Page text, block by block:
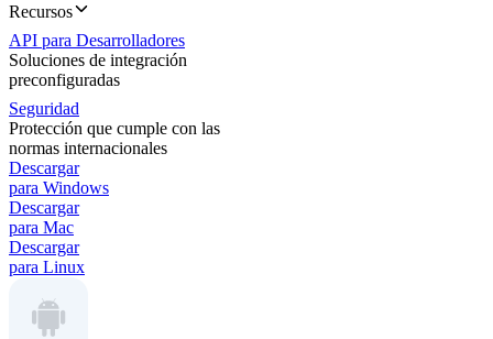
Recursos
API para Desarrolladores
Soluciones de integración
preconfiguradas
Seguridad
Protección que cumple con las
normas internacionales
Descargar
para Windows
Descargar
para Mac
Descargar
para Linux